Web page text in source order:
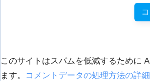
このサイトはスパムを低減するために
ます。
コメントデータの処理方法の詳